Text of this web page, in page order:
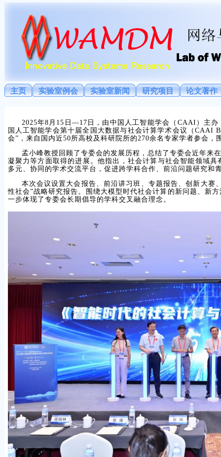
主页 实验室例会 实验室新闻 研究项目 论文著作
2025年8月15日—17日，由中国人工智能学会（CAAI）主
国人工智能学会第十届全国大数据与社会计算学术会议（CAAI
会”，来自国内近50所高校及科研院所的270余名专家学者参会
孟小峰教授回顾了专委会的发展历程，总结了专委会近年来
凝聚力等方面取得的进展。他指出，社会计算与社会智能领域
多元、协同的学术交流平台，促进跨学科合作、前沿问题研究和
本次会议设置大会报告、前沿讲习班、专题报告、创新大
性社会”战略研究报告。围绕大模型时代社会计算的新问题、新
一步体现了专委会长期倡导的学科交叉融合理念。